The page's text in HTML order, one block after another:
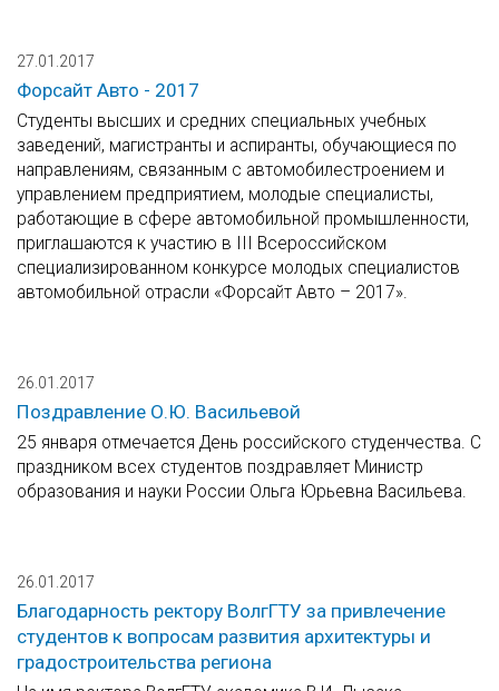
27.01.2017
Форсайт Авто - 2017
Студенты высших и средних специальных учебных
заведений, магистранты и аспиранты, обучающиеся по
направлениям, связанным с автомобилестроением и
управлением предприятием, молодые специалисты,
работающие в сфере автомобильной промышленности,
приглашаются к участию в III Всероссийском
специализированном конкурсе молодых специалистов
автомобильной отрасли «Форсайт Авто – 2017».
26.01.2017
Поздравление О.Ю. Васильевой
25 января отмечается День российского студенчества. С
праздником всех студентов поздравляет Министр
образования и науки России Ольга Юрьевна Васильева.
26.01.2017
Благодарность ректору ВолгГТУ за привлечение
студентов к вопросам развития архитектуры и
градостроительства региона